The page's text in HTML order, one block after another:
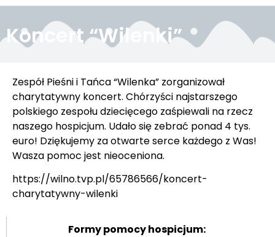
Koncert “Wilenki”
Zespół Pieśni i Tańca “Wilenka” zorganizował
charytatywny koncert. Chórzyści najstarszego
polskiego zespołu dziecięcego zaśpiewali na rzecz
naszego hospicjum. Udało się zebrać ponad 4 tys.
euro! Dziękujemy za otwarte serce każdego z Was!
Wasza pomoc jest nieoceniona.
https://wilno.tvp.pl/65786566/koncert-
charytatywny-wilenki
Formy pomocy hospicjum: